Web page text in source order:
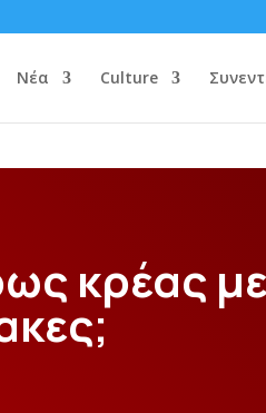
Νέα Culture
κρέας